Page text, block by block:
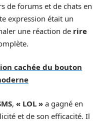
de forums et de chats en
expression était un
une réaction de rire
cachée du bouton
, « LOL » a gagné en
et de son efficacité. Il